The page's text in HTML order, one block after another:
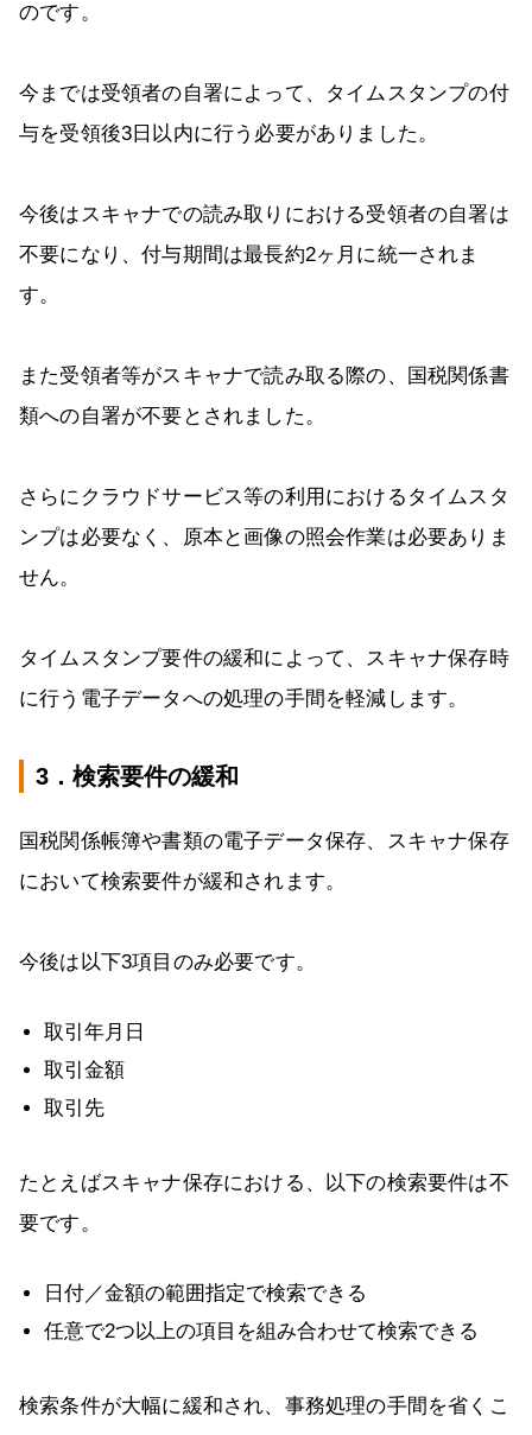
のです。
今までは受領者の自署によって、タイムスタンプの付
与を受領後3日以内に行う必要がありました。
今後はスキャナでの読み取りにおける受領者の自署は
不要になり、付与期間は最長約2ヶ月に統一されま
す。
また受領者等がスキャナで読み取る際の、国税関係書
類への自署が不要とされました。
さらにクラウドサービス等の利用におけるタイムスタ
ンプは必要なく、原本と画像の照会作業は必要ありま
せん。
タイムスタンプ要件の緩和によって、スキャナ保存時
に行う電子データへの処理の手間を軽減します。
3．検索要件の緩和
国税関係帳簿や書類の電子データ保存、スキャナ保存
において検索要件が緩和されます。
今後は以下3項目のみ必要です。
取引年月日
取引金額
取引先
たとえばスキャナ保存における、以下の検索要件は不
要です。
日付／金額の範囲指定で検索できる
任意で2つ以上の項目を組み合わせて検索できる
検索条件が大幅に緩和され、事務処理の手間を省くこ